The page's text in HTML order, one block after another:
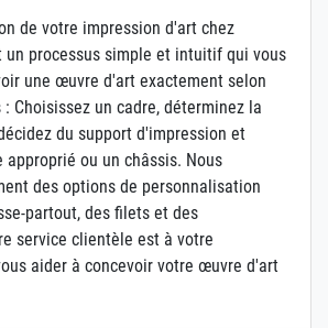
de votre impression d'art chez
un processus simple et intuitif qui vous
une œuvre d'art exactement selon
Choisissez un cadre, déterminez la
du support d'impression et
ou un châssis. Nous
des options de personnalisation
partout, des filets et des
service clientèle est à votre
aider à concevoir votre œuvre d'art